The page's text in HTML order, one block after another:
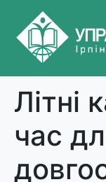
Літні
час